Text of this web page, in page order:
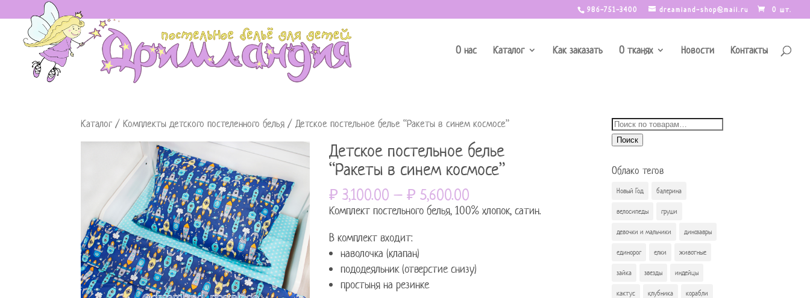
986-751-3400 dreamland-shop@mail.ru 0 шт.
О нас Каталог Как заказать О тканях Новости Контакты
Каталог /Комплекты детского постеленного белья / Детское постельное белье “Ракеты в синем космосе”
Детское постельное белье
“Ракеты в синем космосе”
₽ 3,100.00 –₽ 5,600.00
Комплект постельного белья, 100% хлопок, сатин.
В комплект входит:
наволочка (клапан)
пододеяльник (отверстие снизу)
простыня на резинке
Искать:
Поиск
Облако тегов
Новый Год балерина
велосипеды груши
девочки и мальчики динозавры
единорог елки животные
зайка звезды индейцы
кактус клубника корабли